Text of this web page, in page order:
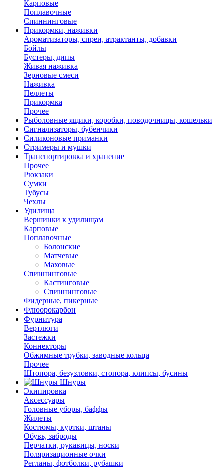
Карповые
Поплавочные
Спиннинговые
Прикормки, наживки
Ароматизаторы, спреи, атрактанты, добавки
Бойлы
Бустеры, дипы
Живая наживка
Зерновые смеси
Наживка
Пеллеты
Прикормка
Прочее
Рыболовные ящики, коробки, поводочницы, кошельки
Сигнализаторы, бубенчики
Силиконовые приманки
Стримеры и мушки
Транспортировка и хранение
Прочее
Рюкзаки
Сумки
Тубусы
Чехлы
Удилища
Вершинки к удилищам
Карповые
Поплавочные
Болонские
Матчевые
Маховые
Спиннинговые
Кастинговые
Спиннинговые
Фидерные, пикерные
Флюорокарбон
Фурнитура
Вертлюги
Застежки
Коннекторы
Обжимные трубки, заводные кольца
Прочее
Штопора, безузловки, стопора, клипсы, бусины
Шнуры
Экипировка
Аксессуары
Головные уборы, баффы
Жилеты
Костюмы, куртки, штаны
Обувь, заброды
Перчатки, рукавицы, носки
Поляризационные очки
Регланы, фотболки, рубашки